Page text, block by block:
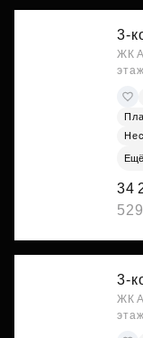
3-
ЖК
Ещё
34
3-
ЖК